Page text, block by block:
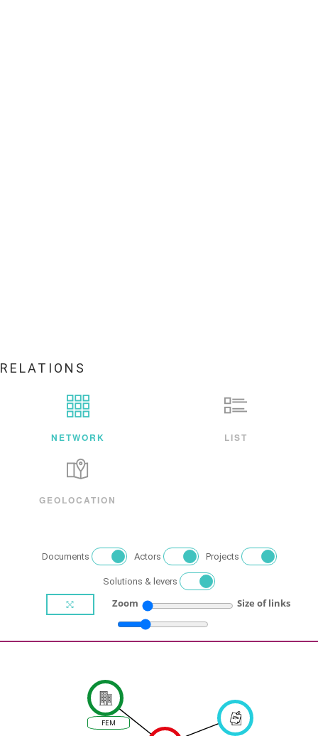
RELATIONS
NETWORK LIST
GEOLOCATION
Documents Actors Projects
Solutions & levers
Zoom Size of links
FEM